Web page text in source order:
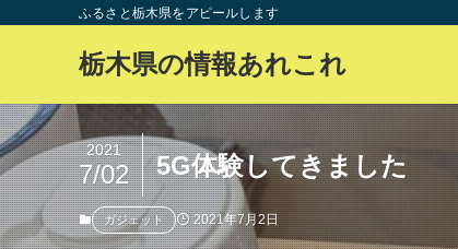
ふるさと栃木県をアピールします
栃木県の情報あれこれ
5G体験してきました
2021
7/02
ガジェット 2021年7月2日